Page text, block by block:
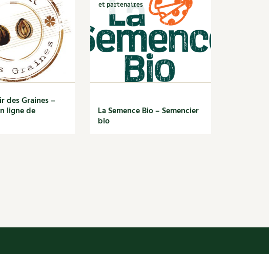
des Graines –
ligne de
et partenaires
La Semence Bio – Semencier
bio